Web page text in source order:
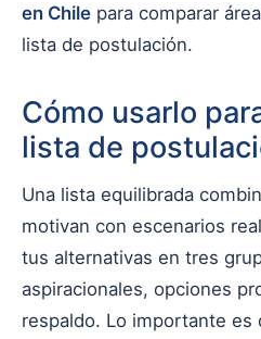
en Chile para comparar
lista de postulación.
Cómo usarlo
lista de
Una lista equilibrada
motivan con escenarios
tus alternativas en tres
aspiracionales, opciones
respaldo. Lo importante es